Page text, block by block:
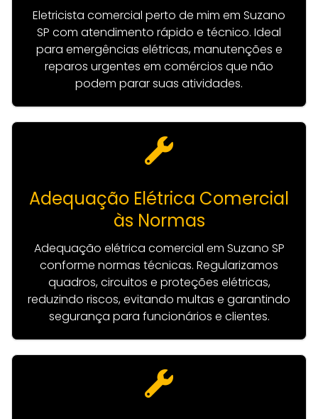
Eletricista comercial perto de mim em Suzano
SP com atendimento rápido e técnico. Ideal
para emergências elétricas, manutenções e
reparos urgentes em comércios que não
podem parar suas atividades.
Adequação Elétrica Comercial
às Normas
Adequação elétrica comercial em Suzano SP
conforme normas técnicas. Regularizamos
quadros, circuitos e proteções elétricas,
reduzindo riscos, evitando multas e garantindo
segurança para funcionários e clientes.